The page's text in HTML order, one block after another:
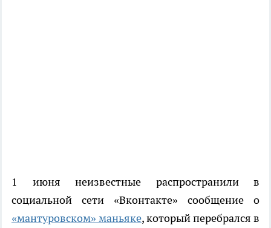
1 июня неизвестные распространили в
социальной сети «Вконтакте» сообщение о
«мантуровском» маньяке, который перебрался в